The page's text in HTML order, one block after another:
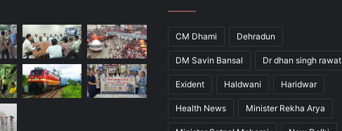
CM Dhami Dehradun
DM Savin Bansal Dr dhan singh rawat
Exident Haldwani Haridwar
Health News Minister Rekha Arya